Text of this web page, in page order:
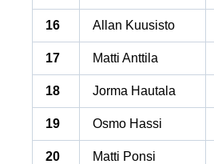
16 Allan Kuusisto
17 Matti Anttila
18 Jorma Hautala
19 Osmo Hassi
20 Matti Ponsi